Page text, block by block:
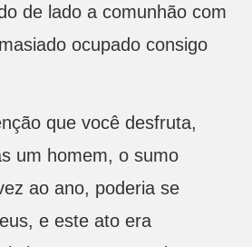
de lado a comunhão com
ocupado consigo
que você desfruta,
um homem, o sumo
ao ano, poderia se
e este ato era